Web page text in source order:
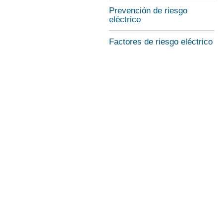
Prevención de riesgo
eléctrico
Factores de riesgo eléctrico